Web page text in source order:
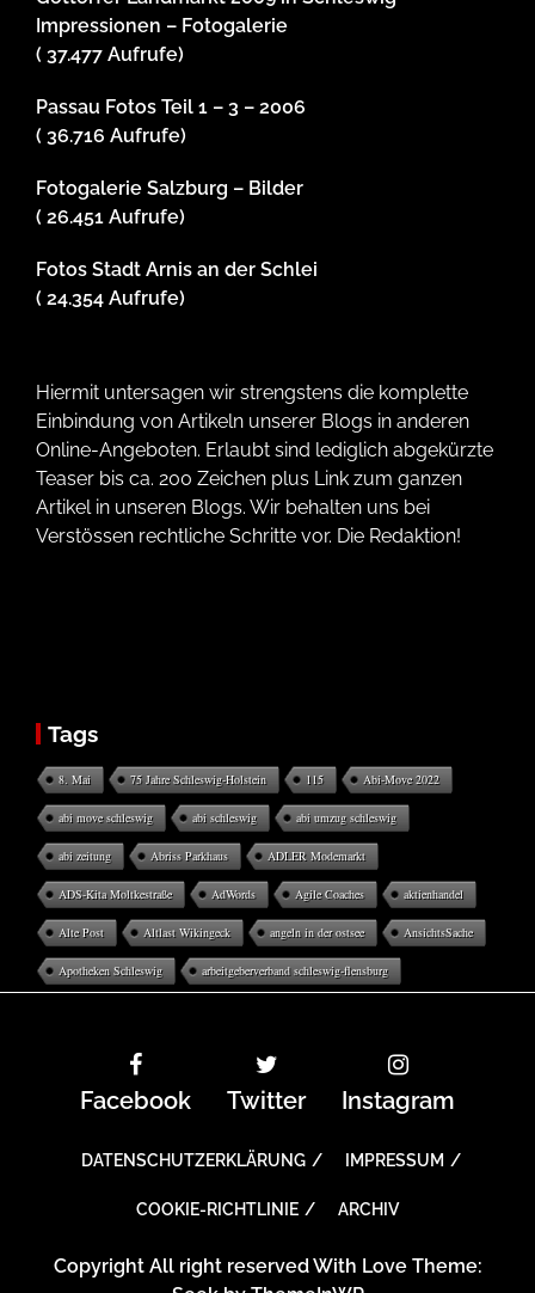
Impressionen – Fotogalerie
( 37.477 Aufrufe)
Passau Fotos Teil 1 – 3 – 2006
( 36.716 Aufrufe)
Fotogalerie Salzburg – Bilder
( 26.451 Aufrufe)
Fotos Stadt Arnis an der Schlei
( 24.354 Aufrufe)
Hiermit untersagen wir strengstens die komplette
Einbindung von Artikeln unserer Blogs in anderen
Online-Angeboten. Erlaubt sind lediglich abgekürzte
Teaser bis ca. 200 Zeichen plus Link zum ganzen
Artikel in unseren Blogs. Wir behalten uns bei
Verstössen rechtliche Schritte vor. Die Redaktion!
Tags
8. Mai 75 Jahre Schleswig-Holstein 115 Abi-Move 2022
abi move schleswig abi schleswig abi umzug schleswig
abi zeitung Abriss Parkhaus ADLER Modemarkt
ADS-Kita Moltkestraße AdWords Agile Coaches aktienhandel
Alte Post Altlast Wikingeck angeln in der ostsee AnsichtsSache
Apotheken Schleswig arbeitgeberverband schleswig-flensburg
Facebook Twitter Instagram
DATENSCHUTZERKLÄRUNG IMPRESSUM
COOKIE-RICHTLINIE ARCHIV
Copyright All right reserved With Love Theme: